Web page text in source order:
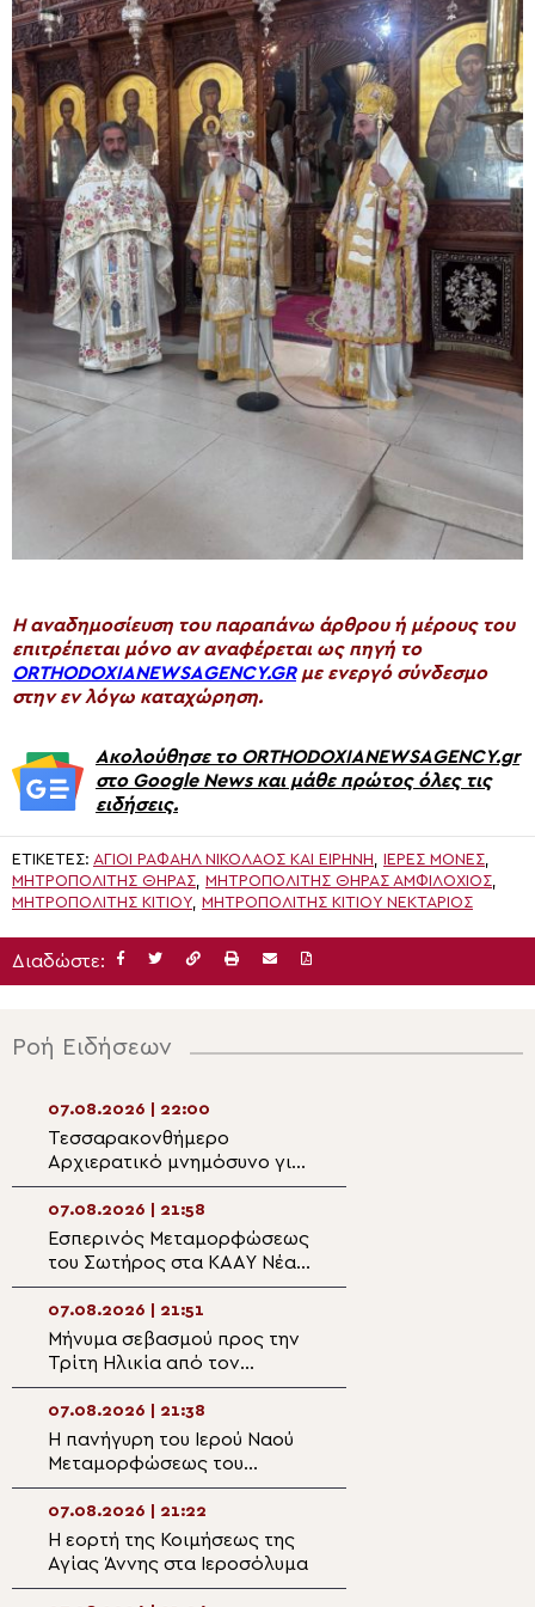
H αναδημοσίευση του παραπάνω άρθρου ή μέρους του
επιτρέπεται μόνο αν αναφέρεται ως πηγή το
ORTHODOXIANEWSAGENCY.GRμε ενεργό σύνδεσμο
στην εν λόγω καταχώρηση.
Ακολούθησε το ORTHODOXIANEWSAGENCY.gr
στο Google News και μάθε πρώτος όλες τις
ειδήσεις.
ΕΤΙΚΈΤΕΣ: ΆΓΙΟΙ ΡΑΦΑΉΛ ΝΙΚΌΛΑΟΣ ΚΑΙ ΕΙΡΉΝΗ , ΙΕΡΈΣ ΜΟΝΈΣ,
ΜΗΤΡΟΠΟΛΊΤΗΣ ΘΉΡΑΣ, ΜΗΤΡΟΠΟΛΊΤΗΣ ΘΉΡΑΣ ΑΜΦΙΛΌΧΙΟΣ,
ΜΗΤΡΟΠΟΛΊΤΗΣ ΚΙΤΊΟΥ, ΜΗΤΡΟΠΟΛΊΤΗΣ ΚΙΤΊΟΥ ΝΕΚΤΆΡΙΟΣ
Διαδώστε:
Ροή Ειδήσεων
07.08.2026 | 22:00
Τεσσαρακονθήμερο
Αρχιερατικό μνημόσυνο για
τον π. Δημήτριο Μαρτσούκο
στον Άγιο Ιωάννη Απιδέας
07.08.2026 | 21:58
Εσπερινός Μεταμορφώσεως
του Σωτήρος στα ΚΑΑΥ Νέας
Περάμου
07.08.2026 | 21:51
Μήνυμα σεβασμού προς την
Τρίτη Ηλικία από τον
Μητροπολίτη Σπάρτης στη
Ρειχέα
07.08.2026 | 21:38
Η πανήγυρη του Ιερού Ναού
Μεταμορφώσεως του
Σωτήρος στη Λέρο
07.08.2026 | 21:22
Η εορτή της Κοιμήσεως της
Αγίας Άννης στα Ιεροσόλυμα